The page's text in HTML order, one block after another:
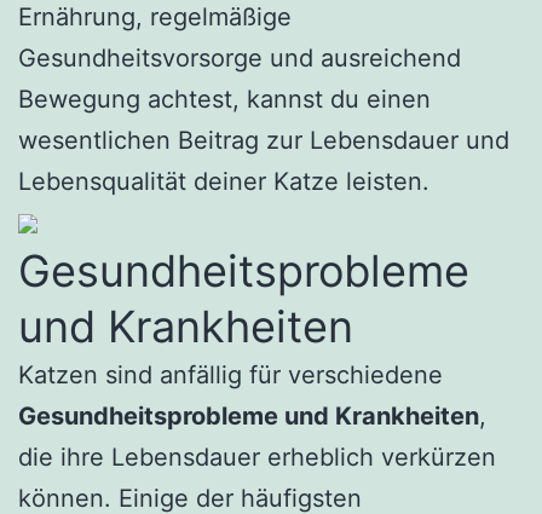
Ernährung, regelmäßige
Gesundheitsvorsorge und ausreichend
Bewegung achtest, kannst du einen
wesentlichen Beitrag zur Lebensdauer und
Lebensqualität deiner Katze leisten.
Gesundheitsprobleme
und Krankheiten
Katzen sind anfällig für verschiedene
Gesundheitsprobleme und Krankheiten,
die ihre Lebensdauer erheblich verkürzen
können. Einige der häufigsten